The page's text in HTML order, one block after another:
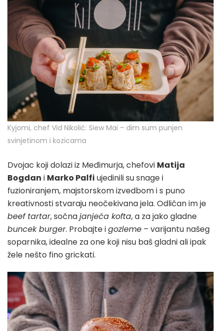
Kyjomi, chef Vid Nikolić: Siew Mai – dim sum punjen
svinjetinom i kozicama
Dvojac koji dolazi iz Međimurja, chefovi Matija
Bogdan i Marko Palfi ujedinili su snage i
fuzioniranjem, majstorskom izvedbom i s puno
kreativnosti stvaraju neočekivana jela. Odličan im je
beef tartar, sočnajanjeća kofta, a za jako gladne
buncek burger. Probajte igozleme – varijantu našeg
soparnika, idealne za one koji nisu baš gladni ali ipak
žele nešto fino grickati.